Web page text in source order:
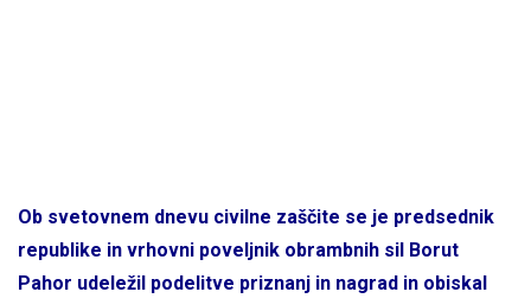
Ob svetovnem dnevu civilne zaščite se je predsednik
republike in vrhovni poveljnik obrambnih sil Borut
Pahor udeležil podelitve priznanj in nagrad in obiskal